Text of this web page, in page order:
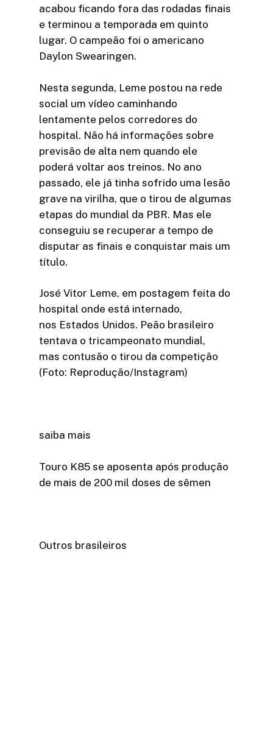
acabou ficando fora das rodadas finais
e terminou a temporada em quinto
lugar. O campeão foi o americano
Daylon Swearingen.
Nesta segunda, Leme postou na rede
social um vídeo caminhando
lentamente pelos corredores do
hospital. Não há informações sobre
previsão de alta nem quando ele
poderá voltar aos treinos. No ano
passado, ele já tinha sofrido uma lesão
grave na virilha, que o tirou de algumas
etapas do mundial da PBR. Mas ele
conseguiu se recuperar a tempo de
disputar as finais e conquistar mais um
título.
José Vitor Leme, em postagem feita do
hospital onde está internado,
nos Estados Unidos. Peão brasileiro
tentava o tricampeonato mundial,
mas contusão o tirou da competição
(Foto: Reprodução/Instagram)
saiba mais
Touro K85 se aposenta após produção
de mais de 200 mil doses de sêmen
Outros brasileiros